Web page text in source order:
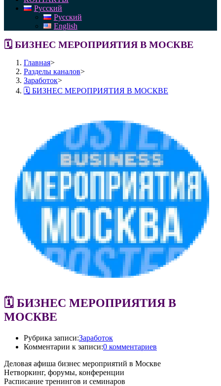
Русский
Русский
English
🗓 БИЗНЕС МЕРОПРИЯТИЯ В МОСКВЕ
Главная>
Разделы каналов>
Заработок>
🗓 БИЗНЕС МЕРОПРИЯТИЯ В МОСКВЕ
🗓 БИЗНЕС МЕРОПРИЯТИЯ В
МОСКВЕ
Рубрика записи:Заработок
Комментарии к записи:0 комментариев
Деловая афиша бизнес мероприятий в Москве
Нетворкинг, форумы, конференции
Расписание тренингов и семинаров